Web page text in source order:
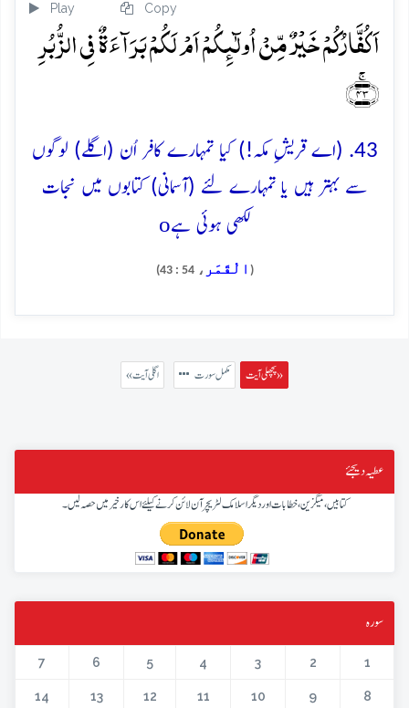
Play Copy
اَکُفَّارُکُمۡ خَیۡرٌ مِّنۡ اُولٰٓئِکُمۡ اَمۡ لَکُمۡ بَرَآءَۃٌ فِی الزُّبُرِ
﴿ۚ۴۳﴾
43. (اے قریشِ مکہ!) کیا تمہارے کافر اُن (اگلے) لوگوں
سے بہتر ہیں یا تمہارے لئے (آسمانی) کتابوں میں نجات
لکھی ہوئی ہےo
( الْقَمَر ، 54 : 43)
پچھلی آیت » مکمل سورت « اگلی آیت
عطیہ دیجئے
کتابیں، میگزین، خطابات اور دیگر اسلامک لٹریچر آن لائن کرنے کیلئے اس کار خیر میں حصہ لیں۔
سورہ
1
2
3
4
5
6
7
8
9
10
11
12
13
14